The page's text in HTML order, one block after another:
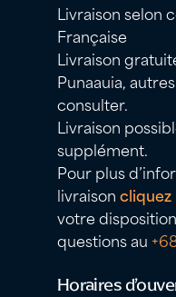
Livraison selon
Française
Livraison
Punaauia,
consulter.
Livraison
supplément.
Pour plus
livraisoncliquez
votre
questions au
Horaires